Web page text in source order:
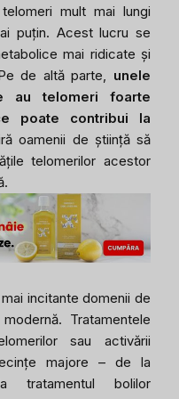
mult mai lungi
puțin. Acest lucru se
mai ridicate și
de altă parte, unele
au telomeri foarte
poate contribui la
oamenii de știință să
telomerilor acestor
incitante domenii de
Tratamentele
sau activării
majore – de la
tratamentul bolilor